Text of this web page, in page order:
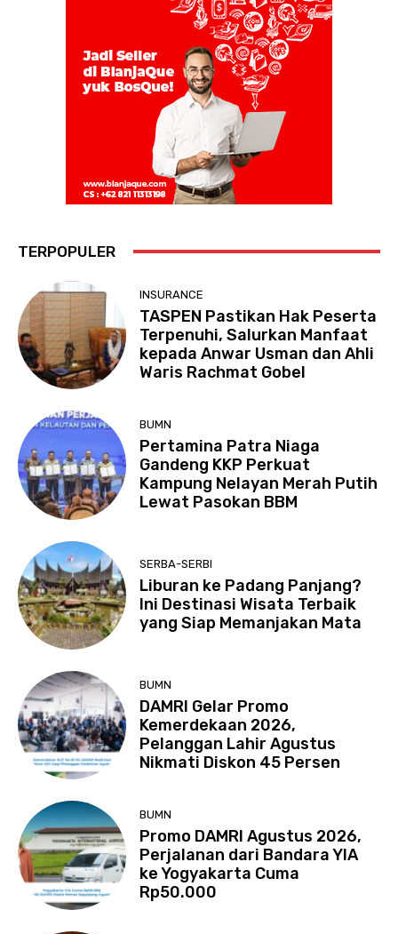
TERPOPULER
INSURANCE
TASPEN Pastikan Hak Peserta
Terpenuhi, Salurkan Manfaat
kepada Anwar Usman dan Ahli
Waris Rachmat Gobel
BUMN
Pertamina Patra Niaga
Gandeng KKP Perkuat
Kampung Nelayan Merah Putih
Lewat Pasokan BBM
SERBA-SERBI
Liburan ke Padang Panjang?
Ini Destinasi Wisata Terbaik
yang Siap Memanjakan Mata
BUMN
DAMRI Gelar Promo
Kemerdekaan 2026,
Pelanggan Lahir Agustus
Nikmati Diskon 45 Persen
BUMN
Promo DAMRI Agustus 2026,
Perjalanan dari Bandara YIA
ke Yogyakarta Cuma
Rp50.000